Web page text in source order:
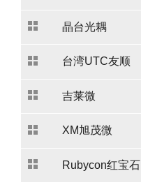
晶台光耦
台湾UTC友顺
吉莱微
XM旭茂微
Rubycon红宝石